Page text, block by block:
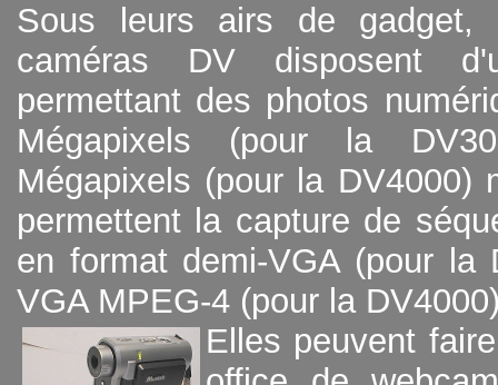
Sous leurs airs de gadget,
caméras DV disposent
permettant des photos
Mégapixels (pour la
Mégapixels (pour la DV4000)
permettent la capture de
en format demi-VGA (pour la
VGA MPEG-4 (pour la
Elles peuvent